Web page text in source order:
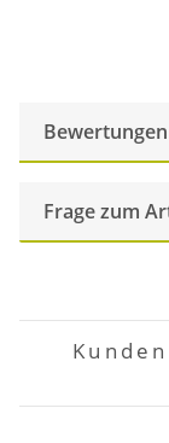
Bewertungen
Frage zum